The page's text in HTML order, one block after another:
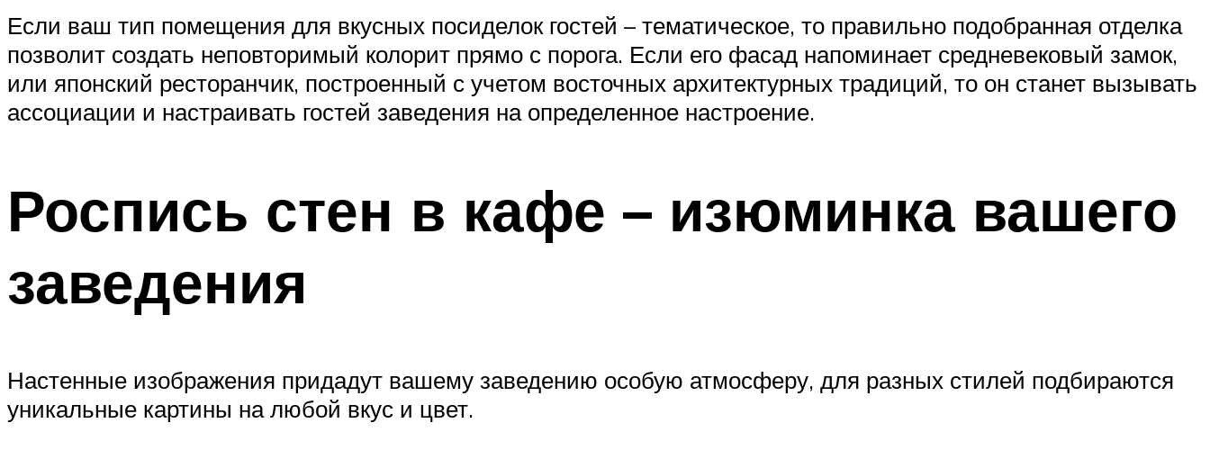
Если ваш тип помещения для вкусных посиделок гостей – тематическое, то правильно подобранная отделка
позволит создать неповторимый колорит прямо с порога. Если его фасад напоминает средневековый замок,
или японский ресторанчик, построенный с учетом восточных архитектурных традиций, то он станет вызывать
ассоциации и настраивать гостей заведения на определенное настроение.
Роспись стен в кафе – изюминка вашего
заведения
Настенные изображения придадут вашему заведению особую атмосферу, для разных стилей подбираются
уникальные картины на любой вкус и цвет.